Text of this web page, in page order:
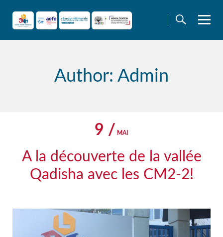
content
Author: Admin
9 / MAI
A la découverte de la vallée
Qadisha avec les CM2-2!